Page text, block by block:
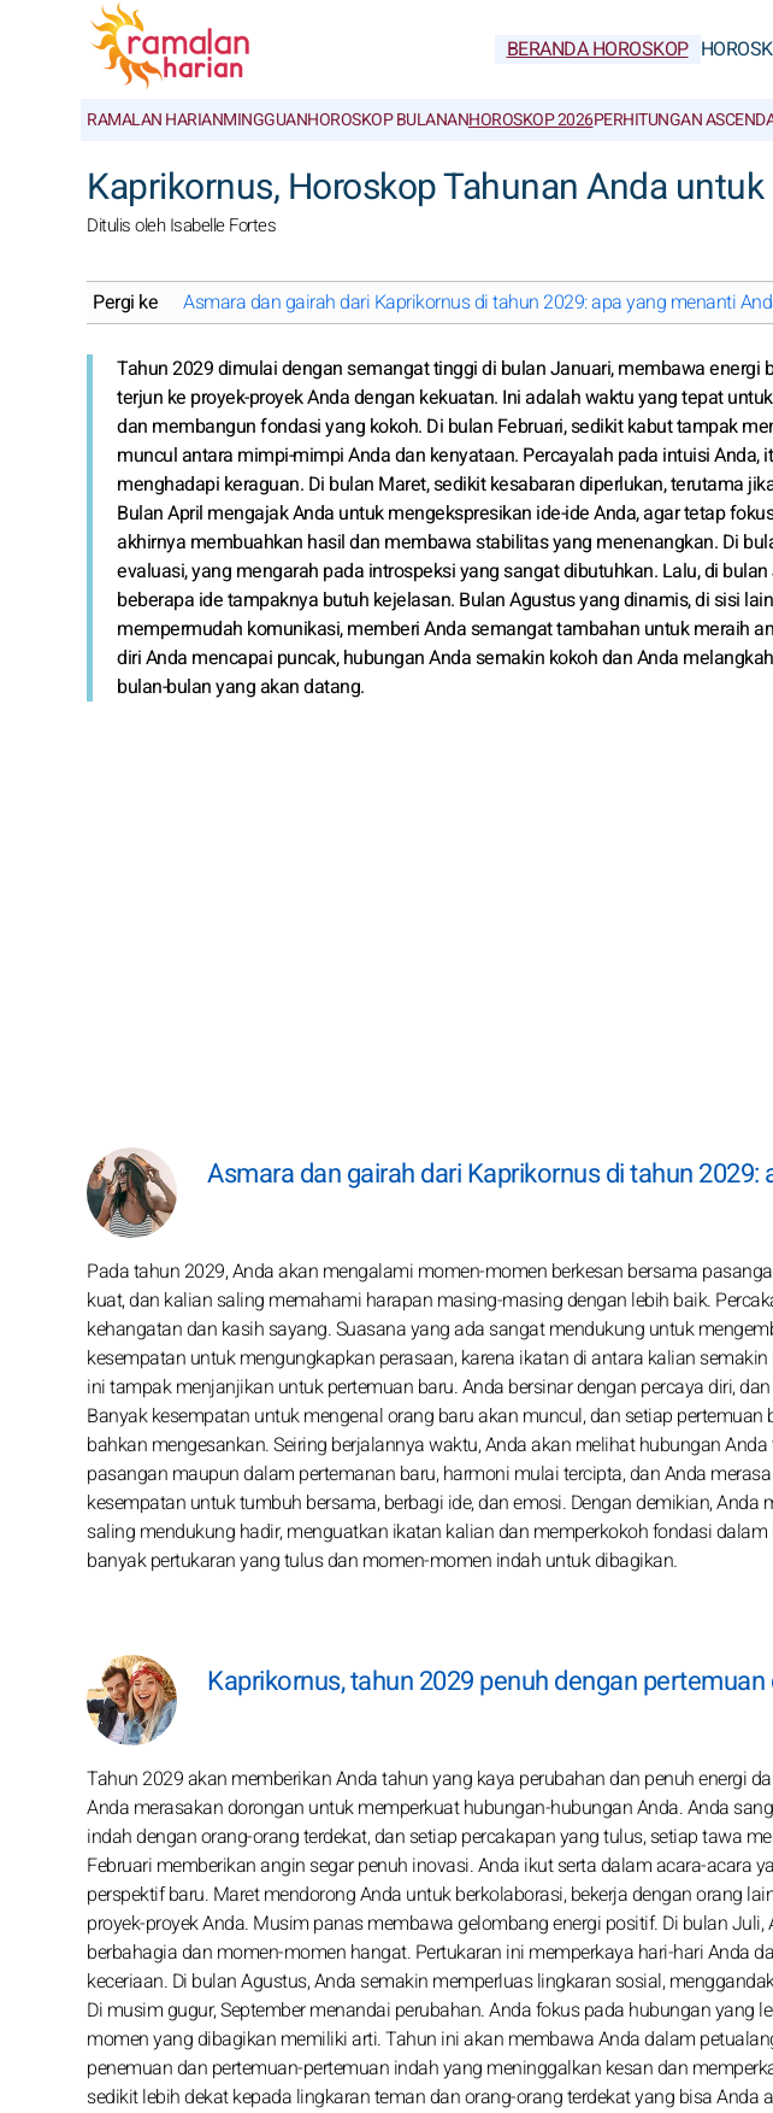
BERANDA HOROSKOP
RAMALAN HARIANMINGGUANHOROSKOP BULANANHOROSKOP 2026PERHITUNGAN
Kaprikornus, Horoskop Tahunan Anda
Ditulis oleh Isabelle Fortes
Pergi ke Asmara dan gairah dari Kaprikornus di tahun 2029: apa yang menanti
Tahun 2029 dimulai dengan semangat tinggi di bulan Januari, membawa energi
terjun ke proyek-proyek Anda dengan kekuatan. Ini adalah waktu yang tepat
dan membangun fondasi yang kokoh. Di bulan Februari, sedikit kabut tampak
muncul antara mimpi-mimpi Anda dan kenyataan. Percayalah pada intuisi
menghadapi keraguan. Di bulan Maret, sedikit kesabaran diperlukan, terutama
Bulan April mengajak Anda untuk mengekspresikan ide-ide Anda, agar tetap
akhirnya membuahkan hasil dan membawa stabilitas yang menenangkan. Di
evaluasi, yang mengarah pada introspeksi yang sangat dibutuhkan. Lalu, di
beberapa ide tampaknya butuh kejelasan. Bulan Agustus yang dinamis, di sisi
mempermudah komunikasi, memberi Anda semangat tambahan untuk meraih
diri Anda mencapai puncak, hubungan Anda semakin kokoh dan Anda
bulan-bulan yang akan datang.
Asmara dan gairah dari Kaprikornus di tahun 2029:
Pada tahun 2029, Anda akan mengalami momen-momen berkesan bersama
kuat, dan kalian saling memahami harapan masing-masing dengan lebih baik.
kehangatan dan kasih sayang. Suasana yang ada sangat mendukung untuk
kesempatan untuk mengungkapkan perasaan, karena ikatan di antara kalian
ini tampak menjanjikan untuk pertemuan baru. Anda bersinar dengan percaya diri,
Banyak kesempatan untuk mengenal orang baru akan muncul, dan setiap
bahkan mengesankan. Seiring berjalannya waktu, Anda akan melihat hubungan
pasangan maupun dalam pertemanan baru, harmoni mulai tercipta, dan Anda
kesempatan untuk tumbuh bersama, berbagi ide, dan emosi. Dengan demikian,
saling mendukung hadir, menguatkan ikatan kalian dan memperkokoh fondasi
banyak pertukaran yang tulus dan momen-momen indah untuk dibagikan.
Kaprikornus, tahun 2029 penuh dengan
Tahun 2029 akan memberikan Anda tahun yang kaya perubahan dan penuh energi
Anda merasakan dorongan untuk memperkuat hubungan-hubungan Anda. Anda
indah dengan orang-orang terdekat, dan setiap percakapan yang tulus, setiap tawa
Februari memberikan angin segar penuh inovasi. Anda ikut serta dalam acara-acara
perspektif baru. Maret mendorong Anda untuk berkolaborasi, bekerja dengan orang
proyek-proyek Anda. Musim panas membawa gelombang energi positif. Di bulan
berbahagia dan momen-momen hangat. Pertukaran ini memperkaya hari-hari Anda
keceriaan. Di bulan Agustus, Anda semakin memperluas lingkaran sosial,
Di musim gugur, September menandai perubahan. Anda fokus pada hubungan yang
momen yang dibagikan memiliki arti. Tahun ini akan membawa Anda dalam
penemuan dan pertemuan-pertemuan indah yang meninggalkan kesan dan
sedikit lebih dekat kepada lingkaran teman dan orang-orang terdekat yang bisa Anda